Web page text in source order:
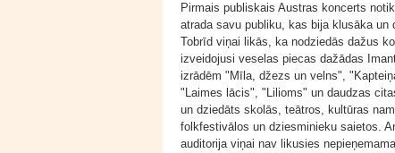
Pirmais publiskais Austras koncerts
atrada savu publiku, kas bija klusāka
Tobrīd viņai likās, ka nodziedās dažus
izveidojusi veselas piecas dažādas
izrādēm "Mīla, džezs un velns",
"Laimes lācis", "Lilioms" un daudzas
un dziedāts skolās, teātros, kultūras
folkfestivālos un dziesminieku saietos.
auditorija viņai nav likusies